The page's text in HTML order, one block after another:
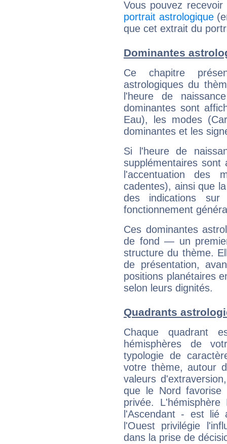
Vous pouvez
portrait astrologique
que cet extrait du
Dominantes
Ce chapitre
astrologiques du
l'heure de
dominantes sont
Eau), les modes
dominantes et les
Si l'heure de
supplémentaires sont
l'accentuation des
cadentes), ainsi que
des indications sur
fonctionnement
Ces dominantes
de fond — un
structure du thème.
de présentation,
positions planétaires
selon leurs dignités.
Quadrants
Chaque quadrant
hémisphères de
typologie de
votre thème, autour
valeurs
que le Nord favorise
privée.
l'Ascendant - est
l'Ouest privilégie
dans la prise de